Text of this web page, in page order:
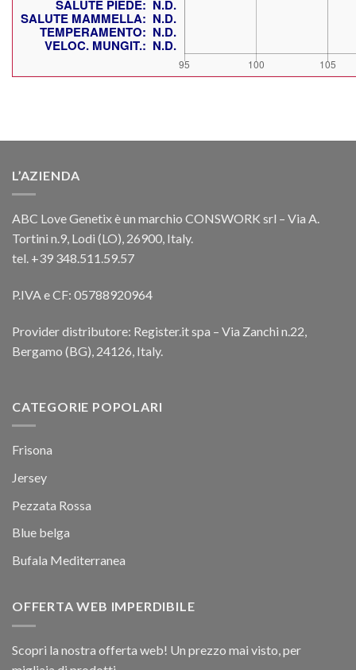
L’AZIENDA
ABC Love Genetix è un marchio CONSWORK srl – Via A.
Tortini n.9, Lodi (LO), 26900, Italy.
tel. +39 348.511.59.57
P.IVA e CF: 05788920964
Provider distributore: Register.it spa – Via Zanchi n.22,
Bergamo (BG), 24126, Italy.
CATEGORIE POPOLARI
Frisona
Jersey
Pezzata Rossa
Blue belga
Bufala Mediterranea
OFFERTA WEB IMPERDIBILE
Scopri la nostra offerta web! Un prezzo mai visto, per